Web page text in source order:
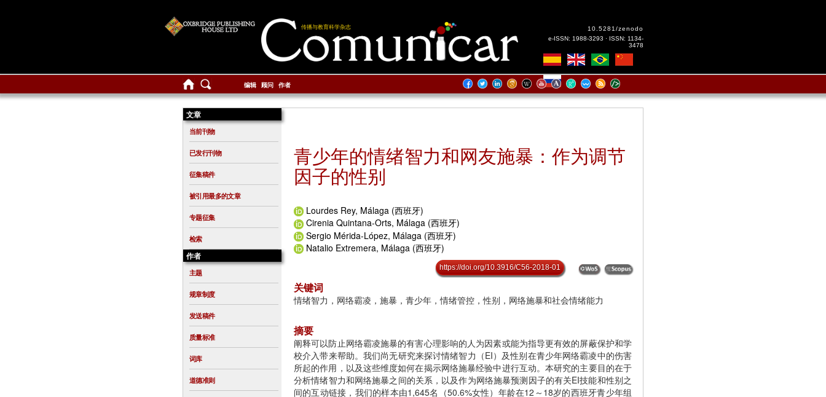
传播与教育科学杂志
10.5281/zenodo
e-ISSN: 1988-3293 · ISSN: 1134-
3478
编辑 顾问 作者
文章
当前刊物
已发行刊物
征集稿件
被引用最多的文章
专题征集
检索
作者
主题
规章制度
发送稿件
质量标准
词库
道德准则
青少年的情绪智力和网友施暴：作为调节
因子的性别
Lourdes Rey, Málaga (西班牙)
Cirenia Quintana-Orts, Málaga (西班牙)
Sergio Mérida-López, Málaga (西班牙)
Natalio Extremera, Málaga (西班牙)
https://doi.org/10.3916/C56-2018-01
关键词
情绪智力，网络霸凌，施暴，青少年，情绪管控，性别，网络施暴和社会情绪能力
摘要
阐释可以防止网络霸凌施暴的有害心理影响的人为因素或能为指导更有效的屏蔽保护和学
校介入带来帮助。我们尚无研究来探讨情绪智力（EI）及性别在青少年网络霸凌中的伤害
所起的作用，以及这些维度如何在揭示网络施暴经验中进行互动。本研究的主要目的在于
分析情绪智力和网络施暴之间的关系，以及作为网络施暴预测因子的有关EI技能和性别之
间的互动链接，我们的样本由1,645名（50.6%女性）年龄在12～18岁的西班牙青少年组